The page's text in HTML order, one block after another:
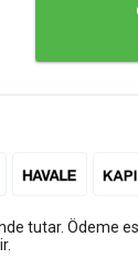
tutar. Ödeme